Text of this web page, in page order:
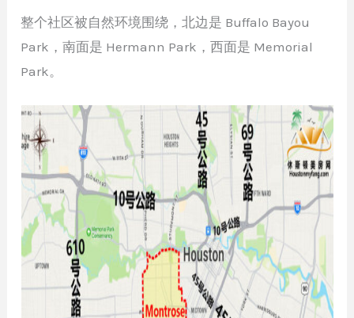
整个社区被自然环境围绕，北边是 Buffalo Bayou
Park，南面是 Hermann Park，西面是 Memorial
Park。